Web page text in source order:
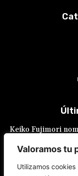
Valoramos tu
Utilizamos
Keiko Fujimori
encargada: es